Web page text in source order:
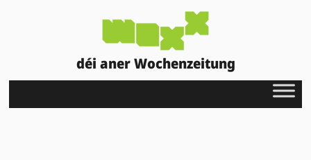
déi aner Wochenzeitung